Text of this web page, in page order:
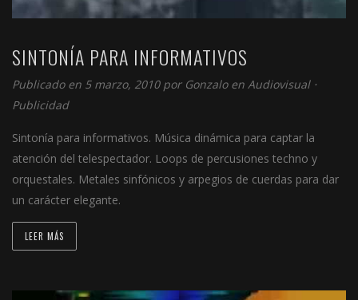
SINTONÍA PARA INFORMATIVOS
Publicado en 5 marzo, 2010 por Gonzalo en Audiovisual⋅
Publicidad
Sintonía para informativos. Música dinámica para captar la
atención del telespectador. Loops de percusiones techno y
orquestales. Metales sinfónicos y arpegios de cuerdas para dar
un carácter elegante.
LEER MÁS